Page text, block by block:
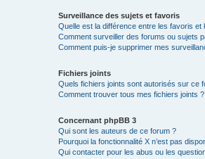
Surveillance des sujets et favoris
Quelle est la différence entre les favoris et
Comment surveiller des forums ou sujets
Comment puis-je supprimer mes
Fichiers joints
Quels fichiers joints sont autorisés sur ce
Comment trouver tous mes fichiers joints ?
Concernant phpBB 3
Qui sont les auteurs de ce forum ?
Pourquoi la fonctionnalité X n’est pas
Qui contacter pour les abus ou les